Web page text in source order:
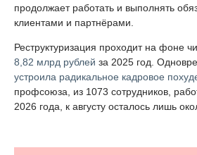
продолжает работать и выполнять
клиентами и партнёрами.
Реструктуризация проходит на фоне
8,82 млрд рублей за 2025 год.
устроила радикальное кадровое
профсоюза, из 1073 сотрудников,
2026 года, к августу осталось лишь